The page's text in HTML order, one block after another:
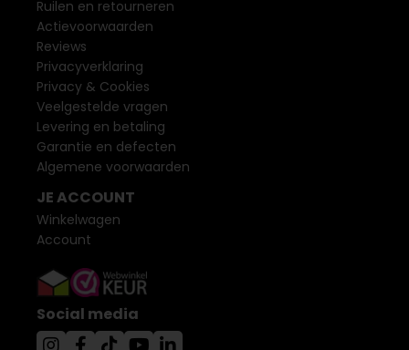
Ruilen en retourneren
Actievoorwaarden
Reviews
Privacyverklaring
Privacy & Cookies
Veelgestelde vragen
Levering en betaling
Garantie en defecten
Algemene voorwaarden
JE ACCOUNT
Winkelwagen
Account
Social media